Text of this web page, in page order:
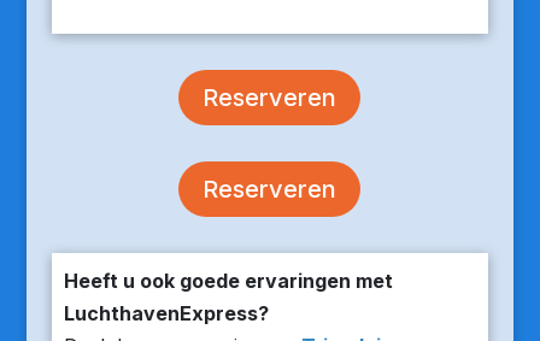
Reserveren
Reserveren
Heeft u ook goede ervaringen met
LuchthavenExpress?